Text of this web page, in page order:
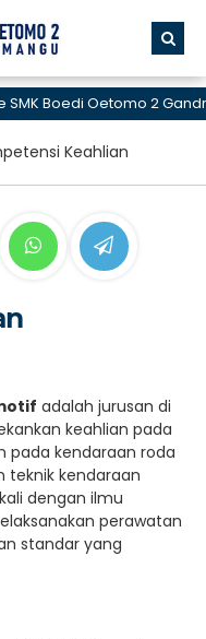
Boedi Oetomo 2
Keahlian
adalah jurusan di
keahlian pada
pada kendaraan roda
teknik kendaraan
dengan ilmu
perawatan
standar yang